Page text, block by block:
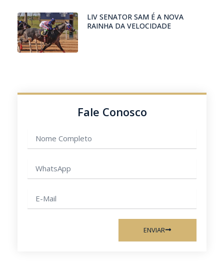
LIV SENATOR SAM É A NOVA
RAINHA DA VELOCIDADE
Fale Conosco
completo
mail
ENVIAR